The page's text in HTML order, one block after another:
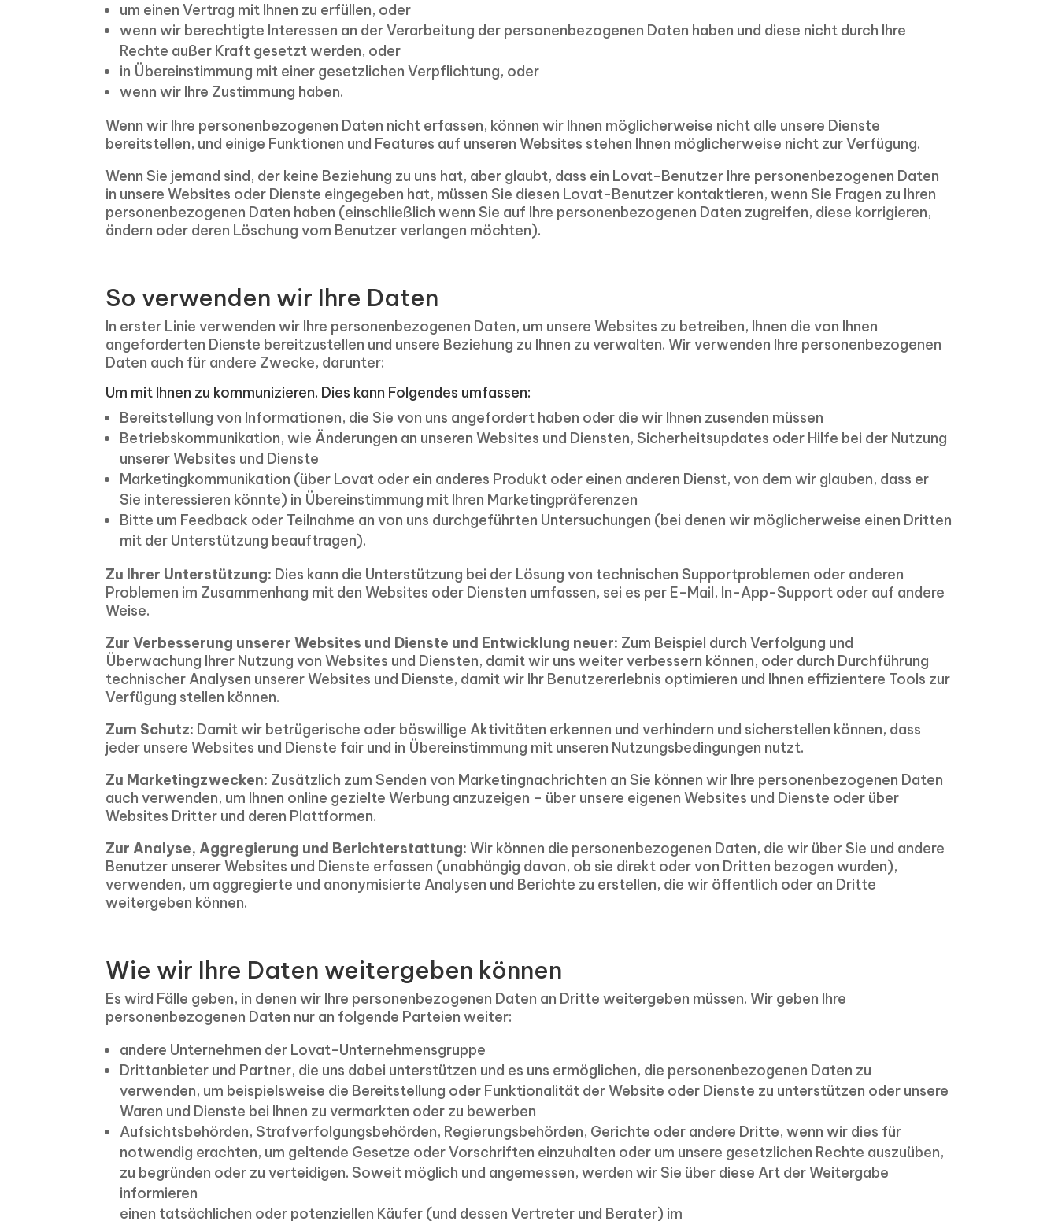
um einen Vertrag mit Ihnen zu erfüllen, oder
wenn wir berechtigte Interessen an der Verarbeitung der personenbezogenen Daten haben und diese nicht durch Ihre
Rechte außer Kraft gesetzt werden, oder
in Übereinstimmung mit einer gesetzlichen Verpflichtung, oder
wenn wir Ihre Zustimmung haben.
Wenn wir Ihre personenbezogenen Daten nicht erfassen, können wir Ihnen möglicherweise nicht alle unsere Dienste
bereitstellen, und einige Funktionen und Features auf unseren Websites stehen Ihnen möglicherweise nicht zur Verfügung.
Wenn Sie jemand sind, der keine Beziehung zu uns hat, aber glaubt, dass ein Lovat-Benutzer Ihre personenbezogenen Daten
in unsere Websites oder Dienste eingegeben hat, müssen Sie diesen Lovat-Benutzer kontaktieren, wenn Sie Fragen zu Ihren
personenbezogenen Daten haben (einschließlich wenn Sie auf Ihre personenbezogenen Daten zugreifen, diese korrigieren,
ändern oder deren Löschung vom Benutzer verlangen möchten).
So verwenden wir Ihre Daten
In erster Linie verwenden wir Ihre personenbezogenen Daten, um unsere Websites zu betreiben, Ihnen die von Ihnen
angeforderten Dienste bereitzustellen und unsere Beziehung zu Ihnen zu verwalten. Wir verwenden Ihre personenbezogenen
Daten auch für andere Zwecke, darunter:
Um mit Ihnen zu kommunizieren. Dies kann Folgendes umfassen:
Bereitstellung von Informationen, die Sie von uns angefordert haben oder die wir Ihnen zusenden müssen
Betriebskommunikation, wie Änderungen an unseren Websites und Diensten, Sicherheitsupdates oder Hilfe bei der Nutzung
unserer Websites und Dienste
Marketingkommunikation (über Lovat oder ein anderes Produkt oder einen anderen Dienst, von dem wir glauben, dass er
Sie interessieren könnte) in Übereinstimmung mit Ihren Marketingpräferenzen
Bitte um Feedback oder Teilnahme an von uns durchgeführten Untersuchungen (bei denen wir möglicherweise einen Dritten
mit der Unterstützung beauftragen).
Zu Ihrer Unterstützung: Dies kann die Unterstützung bei der Lösung von technischen Supportproblemen oder anderen
Problemen im Zusammenhang mit den Websites oder Diensten umfassen, sei es per E-Mail, In-App-Support oder auf andere
Weise.
Zur Verbesserung unserer Websites und Dienste und Entwicklung neuer: Zum Beispiel durch Verfolgung und
Überwachung Ihrer Nutzung von Websites und Diensten, damit wir uns weiter verbessern können, oder durch Durchführung
technischer Analysen unserer Websites und Dienste, damit wir Ihr Benutzererlebnis optimieren und Ihnen effizientere Tools zur
Verfügung stellen können.
Zum Schutz: Damit wir betrügerische oder böswillige Aktivitäten erkennen und verhindern und sicherstellen können, dass
jeder unsere Websites und Dienste fair und in Übereinstimmung mit unseren Nutzungsbedingungen nutzt.
Zu Marketingzwecken: Zusätzlich zum Senden von Marketingnachrichten an Sie können wir Ihre personenbezogenen Daten
auch verwenden, um Ihnen online gezielte Werbung anzuzeigen – über unsere eigenen Websites und Dienste oder über
Websites Dritter und deren Plattformen.
Zur Analyse, Aggregierung und Berichterstattung: Wir können die personenbezogenen Daten, die wir über Sie und andere
Benutzer unserer Websites und Dienste erfassen (unabhängig davon, ob sie direkt oder von Dritten bezogen wurden),
verwenden, um aggregierte und anonymisierte Analysen und Berichte zu erstellen, die wir öffentlich oder an Dritte
weitergeben können.
Wie wir Ihre Daten weitergeben können
Es wird Fälle geben, in denen wir Ihre personenbezogenen Daten an Dritte weitergeben müssen. Wir geben Ihre
personenbezogenen Daten nur an folgende Parteien weiter:
andere Unternehmen der Lovat-Unternehmensgruppe
Drittanbieter und Partner, die uns dabei unterstützen und es uns ermöglichen, die personenbezogenen Daten zu
verwenden, um beispielsweise die Bereitstellung oder Funktionalität der Website oder Dienste zu unterstützen oder unsere
Waren und Dienste bei Ihnen zu vermarkten oder zu bewerben
Aufsichtsbehörden, Strafverfolgungsbehörden, Regierungsbehörden, Gerichte oder andere Dritte, wenn wir dies für
notwendig erachten, um geltende Gesetze oder Vorschriften einzuhalten oder um unsere gesetzlichen Rechte auszuüben,
zu begründen oder zu verteidigen. Soweit möglich und angemessen, werden wir Sie über diese Art der Weitergabe
informieren
einen tatsächlichen oder potenziellen Käufer (und dessen Vertreter und Berater) im